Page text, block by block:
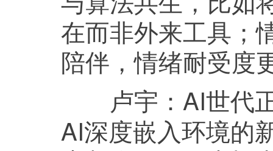
在而非外来工具；
陪伴，情绪耐受度
卢宇： AI世代
AI深度嵌入环境的